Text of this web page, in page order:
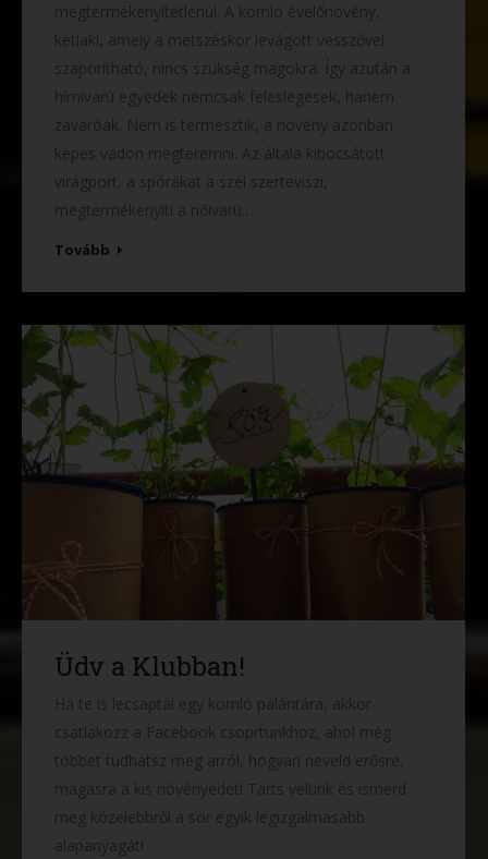
megtermékenyítetlenül. A komló évelőnövény,
kétlaki, amely a metszéskor levágott vesszővel
szaporítható, nincs szükség magokra. Így azután a
hímivarú egyedek nemcsak feleslegesek, hanem
zavaróak. Nem is termesztik, a növény azonban
képes vadon megteremni. Az általa kibocsátott
virágport, a spórákat a szél szerteviszi,
megtermékenyíti a nőivarú…
Tovább
Üdv a Klubban!
Ha te is lecsaptál egy komló palántára, akkor
csatlakozz a Facebook csoprtunkhoz, ahol még
többet tudhatsz meg arról, hogyan neveld erősre,
magasra a kis növényedet! Tarts velünk és ismerd
meg közelebbről a sör egyik legizgalmasabb
alapanyagát!